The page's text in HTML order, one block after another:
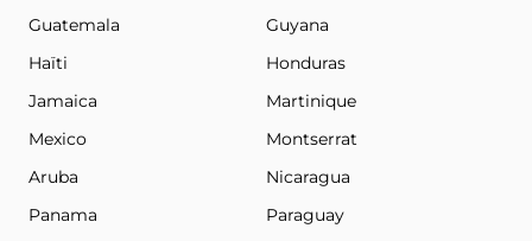
Guatemala
Guyana
Haïti
Honduras
Jamaica
Martinique
Mexico
Montserrat
Aruba
Nicaragua
Panama
Paraguay